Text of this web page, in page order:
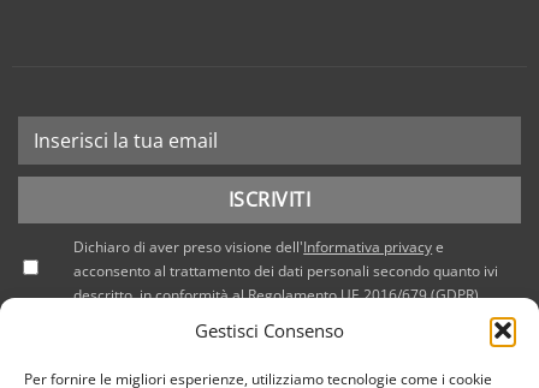
Gestisci Consenso
Per fornire le migliori esperienze, utilizziamo tecnologie come i cookie
Dichiaro di aver preso visione dell'Informativa privacye
acconsento al trattamento dei dati personali secondo quanto ivi
descritto, in conformità al Regolamento UE 2016/679 (GDPR).